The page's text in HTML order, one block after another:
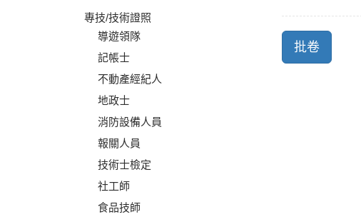
專技/技術證照
導遊領隊
記帳士
不動產經紀人
地政士
消防設備人員
報關人員
技術士檢定
社工師
食品技師